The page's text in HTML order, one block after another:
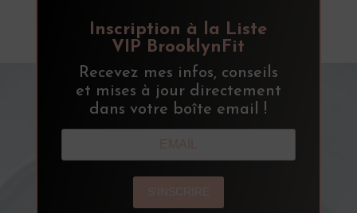
Inscription à la Liste
VIP BrooklynFit
Recevez mes infos, conseils
et mises à jour directement
dans votre boîte email !